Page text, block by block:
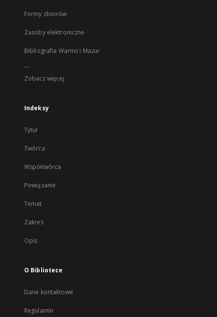
Formy zbiorów
Zasoby elektroniczne
Bibliografia Warmii i Mazur
...
Zobacz więcej
Indeksy
Tytuł
Twórca
Współtwórca
Powiązanie
Temat
Zakres
Opis
O Bibliotece
Dane kontaktowe
Regulamin